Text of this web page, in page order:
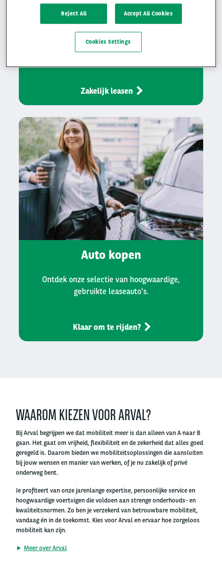
Auto leasen
Leasen bij Arval betekent dat je bij ons altijd een
goede deal krijgt.
Zakelijk leasen
Auto kopen
Ontdek onze selectie van hoogwaardige,
gebruikte leaseauto's.
Klaar om te rijden?
WAAROM KIEZEN VOOR ARVAL?
Bij Arval begrijpen we dat mobiliteit meer is dan alleen van A naar B
gaan. Het gaat om vrijheid, flexibiliteit en de zekerheid dat alles goed
geregeld is. Daarom bieden we mobiliteitsoplossingen die aansluiten
bij jouw wensen en manier van werken, of je nu zakelijk of privé
onderweg bent.
Je profiteert van onze jarenlange expertise, persoonlijke service en
hoogwaardige voertuigen die voldoen aan strenge onderhouds- en
kwaliteitsnormen. Zo ben je verzekerd van betrouwbare mobiliteit,
vandaag én in de toekomst. Kies voor Arval en ervaar hoe zorgeloos
mobiliteit kan zijn.
► Meer over Arval
Reject All Accept All Cookies
Cookies Settings